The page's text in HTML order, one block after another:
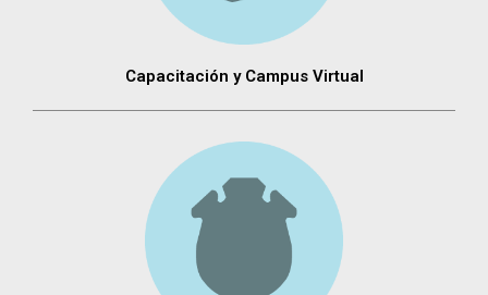
Capacitación y Campus Virtual